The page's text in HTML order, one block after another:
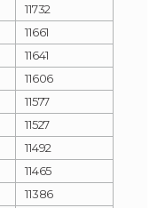
11732
11661
11641
11606
11577
11527
11492
11465
11386